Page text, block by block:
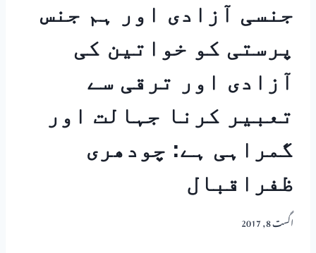
جنسی آزادی اور ہم جنس
پرستی کو خواتین کی
آزادی اور ترقی سے
تعبیر کرنا جہالت اور
گمراہی ہے: چودھری
ظفراقبال
اگست 8, 2017